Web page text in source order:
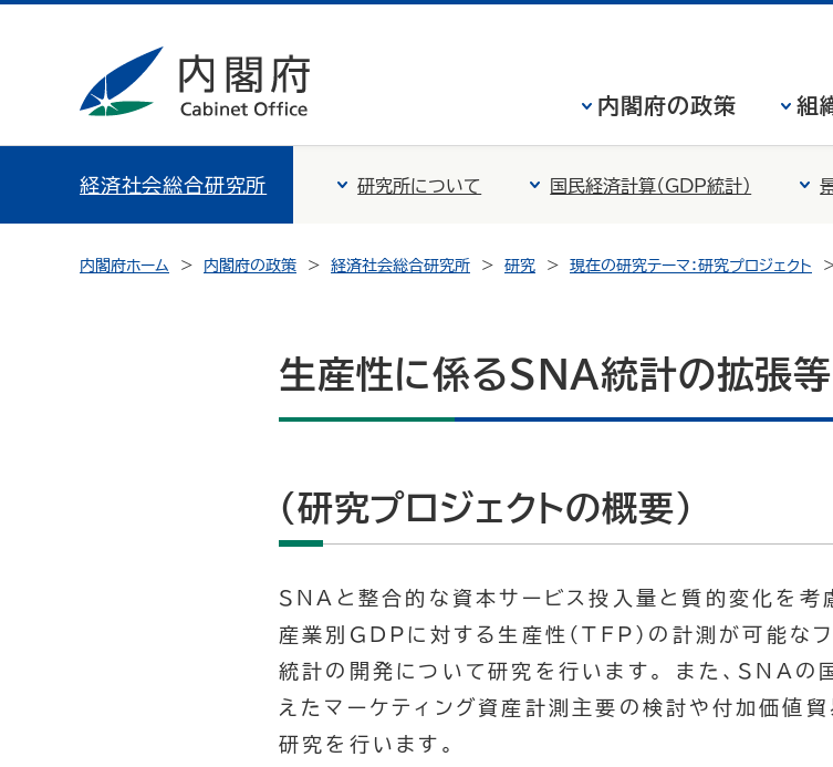
内閣府の政策 組
経済社会総合研究所 研究所について 国民経済計算（GDP統計）
内閣府ホーム 内閣府の政策 経済社会総合研究所 研究 現在の研究テーマ：研究プロジェクト
生産性に係るSNA統計の拡張等
（研究プロジェクトの概要）
SNAと整合的な資本サービス投入量と質的変化を考
産業別GDPに対する生産性（TFP）の計測が可能な
統計の開発について研究を行います。 また、SNAの
えたマーケティング資産計測主要の検討や付加価値
研究を行います。